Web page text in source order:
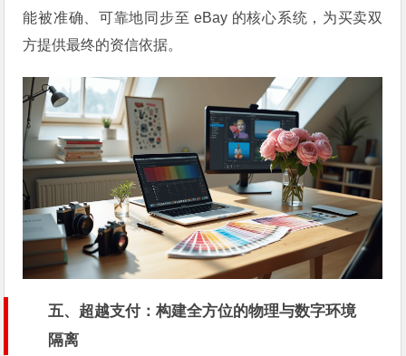
能被准确、可靠地同步至 eBay 的核心系统，为买卖双
方提供最终的资信依据。
五、超越支付：构建全方位的物理与数字环境
隔离